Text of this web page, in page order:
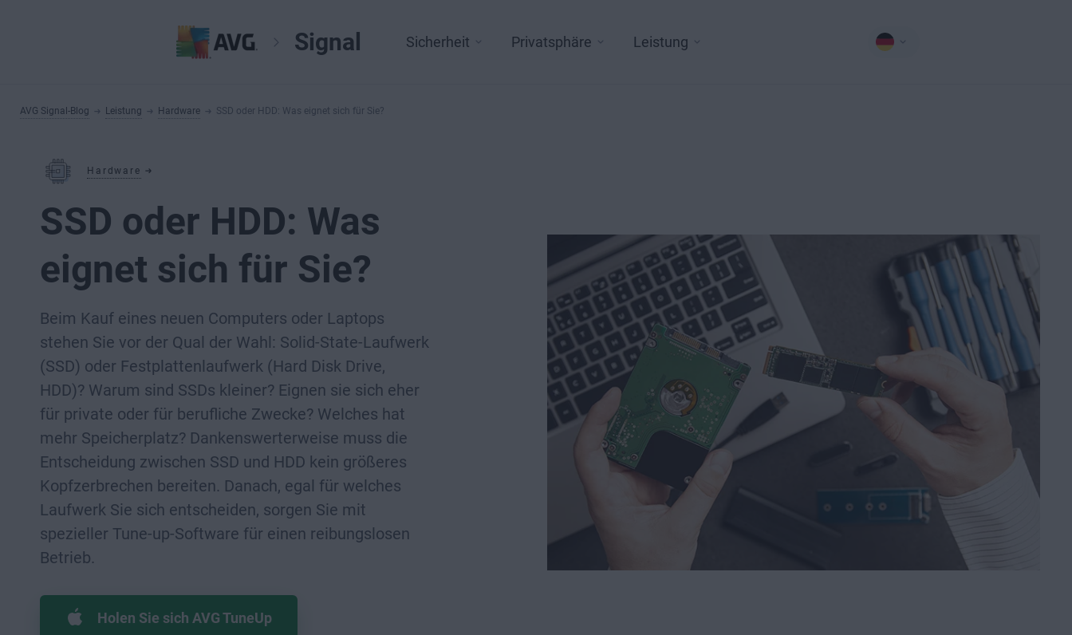
Signal Sicherheit Privatsphäre Leistung
AVG Signal-Blog Leistung Hardware SSD oder HDD: Was eignet sich für Sie?
Hardware
SSD oder HDD: Was
eignet sich für Sie?
Beim Kauf eines neuen Computers oder Laptops
stehen Sie vor der Qual der Wahl: Solid-State-Laufwerk
(SSD) oder Festplattenlaufwerk (Hard Disk Drive,
HDD)? Warum sind SSDs kleiner? Eignen sie sich eher
für private oder für berufliche Zwecke? Welches hat
mehr Speicherplatz? Dankenswerterweise muss die
Entscheidung zwischen SSD und HDD kein größeres
Kopfzerbrechen bereiten. Danach, egal für welches
Laufwerk Sie sich entscheiden, sorgen Sie mit
spezieller Tune-up-Software für einen reibungslosen
Betrieb.
Holen Sie sich AVG TuneUp